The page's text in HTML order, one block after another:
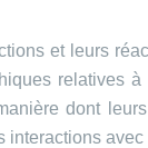
et leurs
relatives
dont
interactions